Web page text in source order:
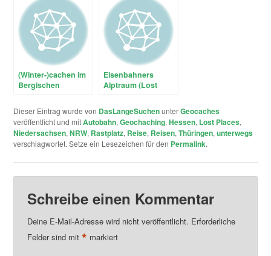
(Winter-)cachen im
Bergischen
Eisenbahners
Alptraum (Lost
Dieser Eintrag wurde von DasLangeSuchenunterGeocaches
veröffentlicht und mitAutobahn,Geochaching,Hessen, Lost Places,
Niedersachsen,NRW, Rastplatz, Reise, Reisen,Thüringen,unterwegs
verschlagwortet. Setze ein Lesezeichen für den Permalink.
Schreibe einen Kommentar
Deine E-Mail-Adresse wird nicht veröffentlicht. Erforderliche
Felder sind mit * markiert